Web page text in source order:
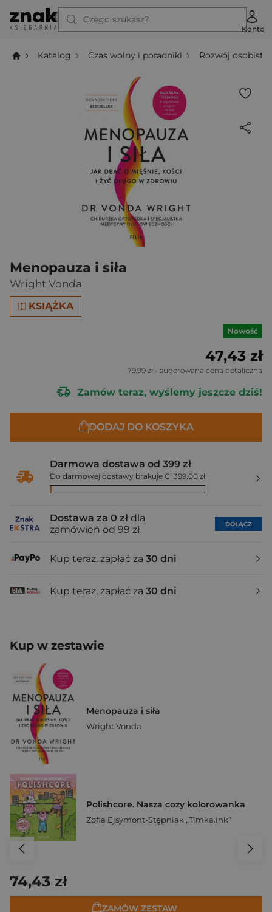
Czego szukasz?
Konto
Katalog Czas wolny i poradniki Rozwój osobisty
Menopauza i siła
Wright Vonda
KSIĄŻKA
Nowość
47,43 zł
79,99 zł - sugerowana cena detaliczna
Zamów teraz, wyślemy jeszcze dziś!
DODAJ DO KOSZYKA
Darmowa dostawa od 399 zł
Do darmowej dostawy brakuje Ci 399,00 zł
Dostawa za 0 zł dla
zamówień od 99 zł
DOŁĄCZ
Kup teraz, zapłać za 30 dni
Kup teraz, zapłać za 30 dni
Kup w zestawie
Menopauza i siła
Wright Vonda
Polishcore. Nasza cozy kolorowanka
Zofia Ejsymont-Stępniak „Timka.ink”
74,43 zł
ZAMÓW ZESTAW